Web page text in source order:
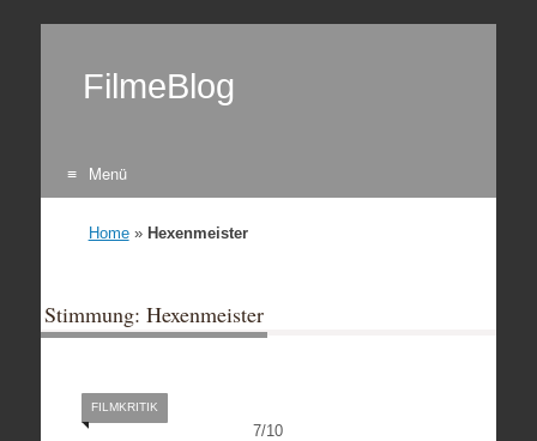
FilmeBlog
Menü
Home» Hexenmeister
Stimmung: Hexenmeister
7/10
FILMKRITIK